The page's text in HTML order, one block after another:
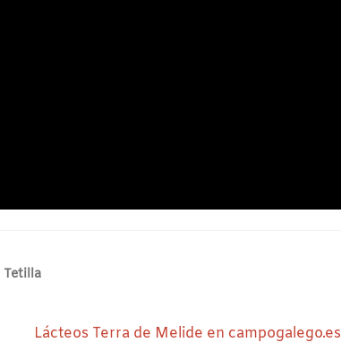
Tetilla
Siguiente:
Lácteos Terra de Melide en campogalego.es